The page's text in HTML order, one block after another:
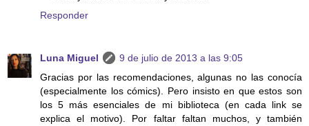
Responder
Luna Miguel
9 de julio de 2013 a las 9:05
Gracias por las recomendaciones, algunas no las conocía
(especialmente los cómics). Pero insisto en que estos son
los 5 más esenciales de mi biblioteca (en cada link se
explica el motivo). Por faltar faltan muchos, y también